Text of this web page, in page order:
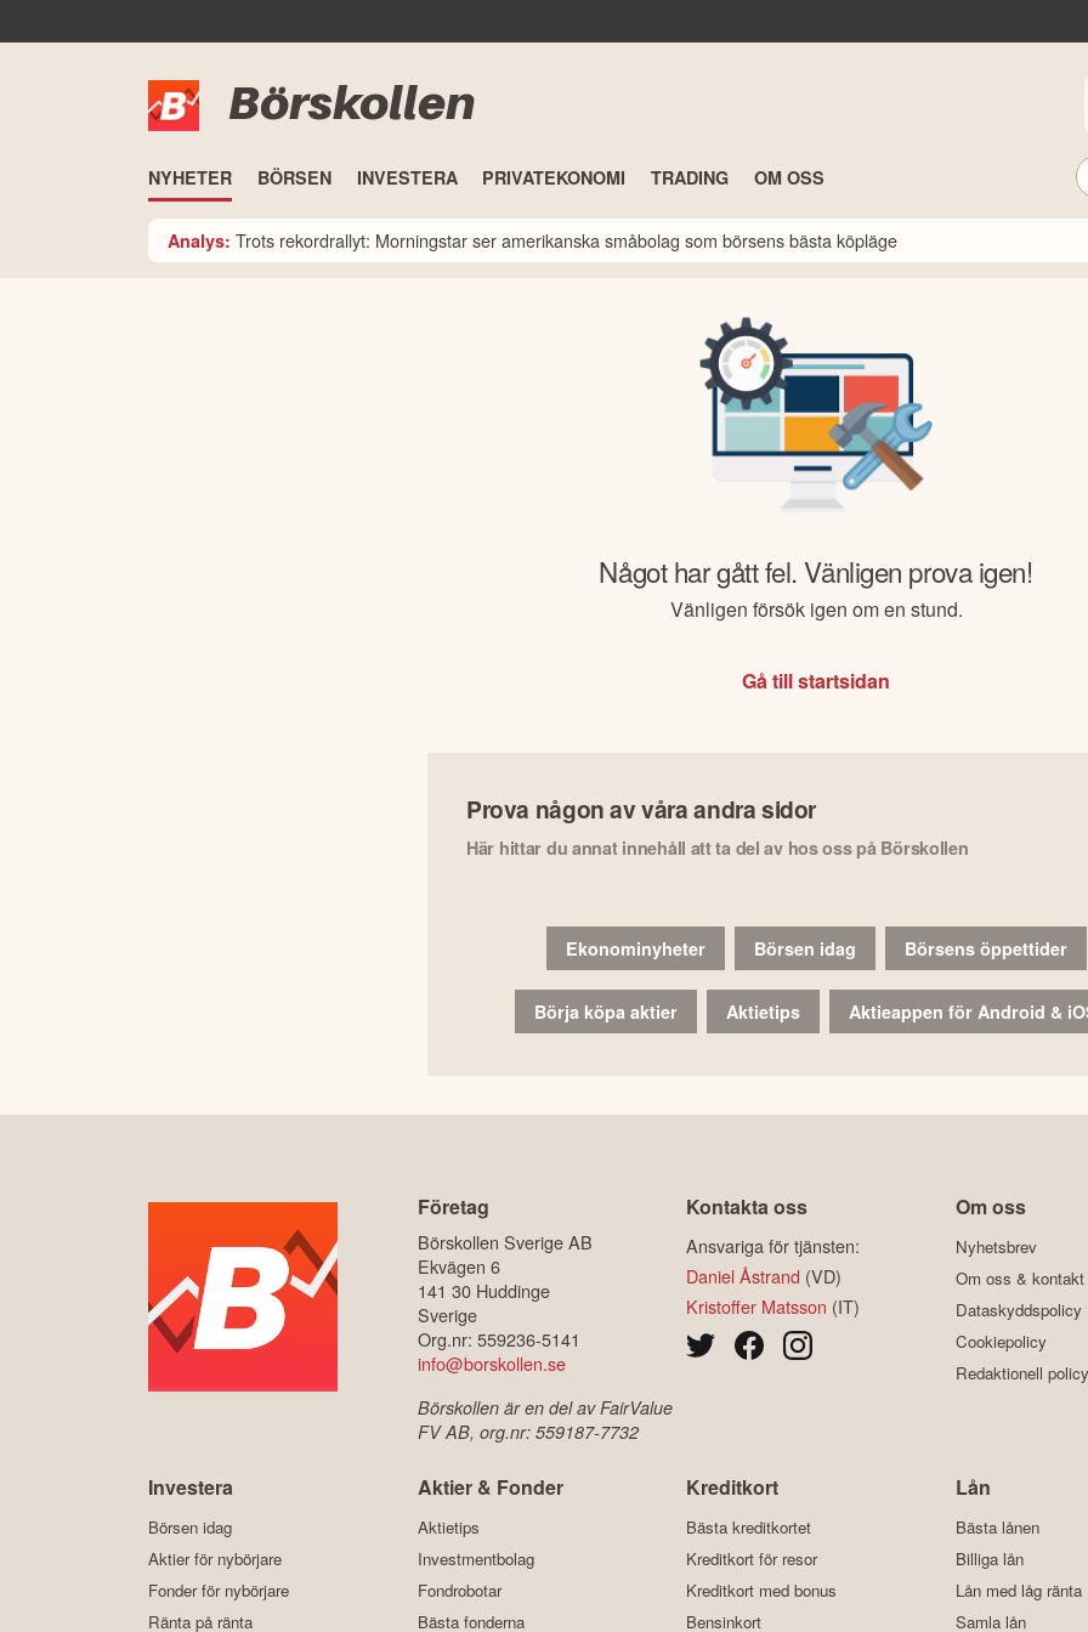
Börskollen
NYHETER BÖRSEN INVESTERA PRIVATEKONOMI TRADING OM OSS
Analys: Trots rekordrallyt: Morningstar ser amerikanska småbolag som börsens bästa köpläge
Något har gått fel. Vänligen prova igen!
Vänligen försök igen om en stund.
Gå till startsidan
Prova någon av våra andra sidor
Här hittar du annat innehåll att ta del av hos oss på Börskollen
Ekonominyheter Börsen idag Börsens öppettider
Börja köpa aktier Aktietips Aktieappen för Android &
Företag
Börskollen Sverige AB
Ekvägen 6
141 30 Huddinge
Sverige
Org.nr: 559236-5141
info@borskollen.se
Börskollen är en del av FairValue
FV AB, org.nr: 559187-7732
Kontakta oss
Ansvariga för tjänsten:
Daniel Åstrand (VD)
Kristoffer Matsson (IT)
Om oss
Nyhetsbrev
Om oss & kontakt
Dataskyddspolicy
Cookiepolicy
Redaktionell policy
Investera
Börsen idag
Aktier för nybörjare
Fonder för nybörjare
Ränta på ränta
Aktier & Fonder
Aktietips
Investmentbolag
Fondrobotar
Bästa fonderna
Kreditkort
Bästa kreditkortet
Kreditkort för resor
Kreditkort med bonus
Bensinkort
Lån
Bästa lånen
Billiga lån
Lån med låg ränta
Samla lån